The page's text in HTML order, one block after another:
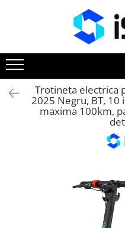
Trotinete electrice
Piese si accesorii
Trotineta electrica
2025 Negru, BT, 10
maxima 100km,